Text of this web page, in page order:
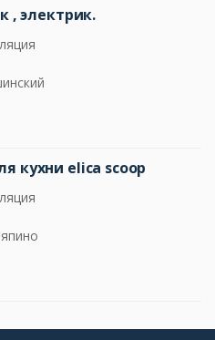
, электрик.
кухни elica scoop